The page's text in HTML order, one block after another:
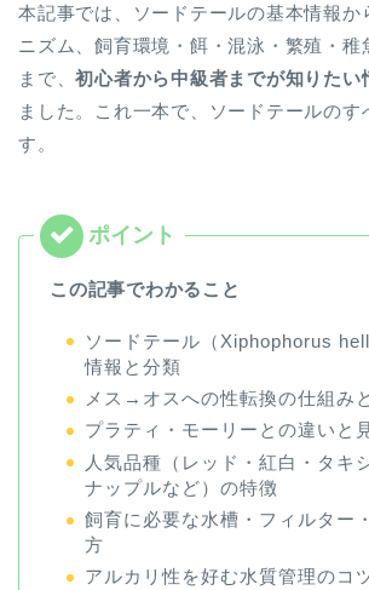
本記事では、ソードテールの基本情報か
ニズム、飼育環境・餌・混泳・繁殖・稚
まで、初心者から中級者までが知りたい
ました。これ一本で、ソードテールのす
す。
この記事でわかること
ソードテール（Xiphophorus
情報と分類
メス→オスへの性転換の仕組み
プラティ・モーリーとの違いと
人気品種（レッド・紅白・タキ
ナップルなど）の特徴
飼育に必要な水槽・フィルター
方
アルカリ性を好む水質管理のコ